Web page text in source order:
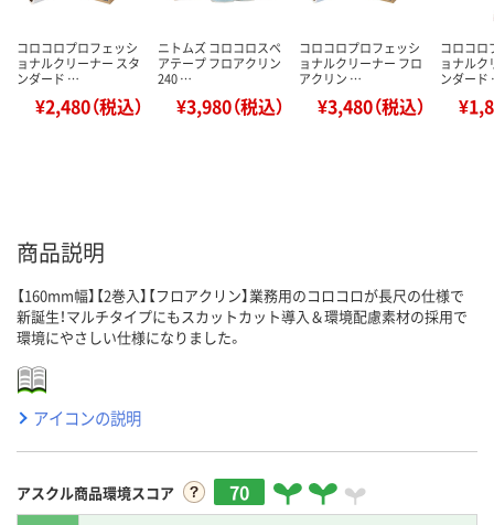
コロコロプロフェッシ
ョナルクリーナー スタ
ンダード …
¥2,480（税込）
ニトムズ コロコロスペ
アテープ フロアクリン
240 …
¥3,980（税込）
コロコロプロフェッシ
ョナルクリーナー フロ
アクリン …
¥3,480（税込）
コロコロ
ョナルク
ンダー
商品説明
【160mm幅】【2巻入】【フロアクリン】業務用のコロコロが長尺の仕様で
新誕生！マルチタイプにもスカットカット導入＆環境配慮素材の採用で
環境にやさしい仕様になりました。
アイコンの説明
アスクル商品環境スコア 70